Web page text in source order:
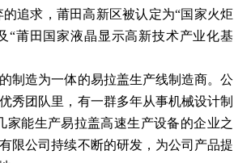
追求，莆田高新区被认定为“国家火炬
“莆田国家液晶显示高新技术产业化基
制造为一体的易拉盖生产线制造商。公
秀团队里，有一群多年从事机械设计制
能生产易拉盖高速生产设备的企业之
限公司持续不断的研发，为公司产品提